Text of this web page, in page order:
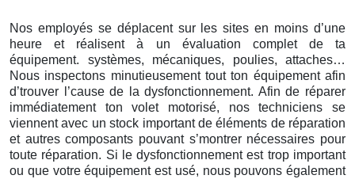
Nos employés se déplacent sur les sites en moins d’une
heure et réalisent à un évaluation complet de ta
équipement. systèmes, mécaniques, poulies, attaches…
Nous inspectons minutieusement tout ton équipement afin
d’trouver l’cause de la dysfonctionnement. Afin de réparer
immédiatement ton volet motorisé, nos techniciens se
viennent avec un stock important de éléments de réparation
et autres composants pouvant s’montrer nécessaires pour
toute réparation. Si le dysfonctionnement est trop important
ou que votre équipement est usé, nous pouvons également